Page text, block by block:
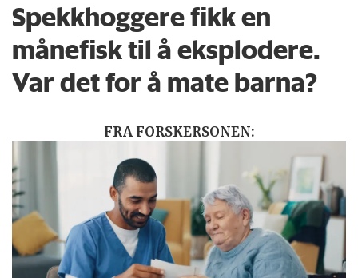
Spekkhoggere fikk en
månefisk til å eksplodere.
Var det for å mate barna?
FRA FORSKERSONEN: